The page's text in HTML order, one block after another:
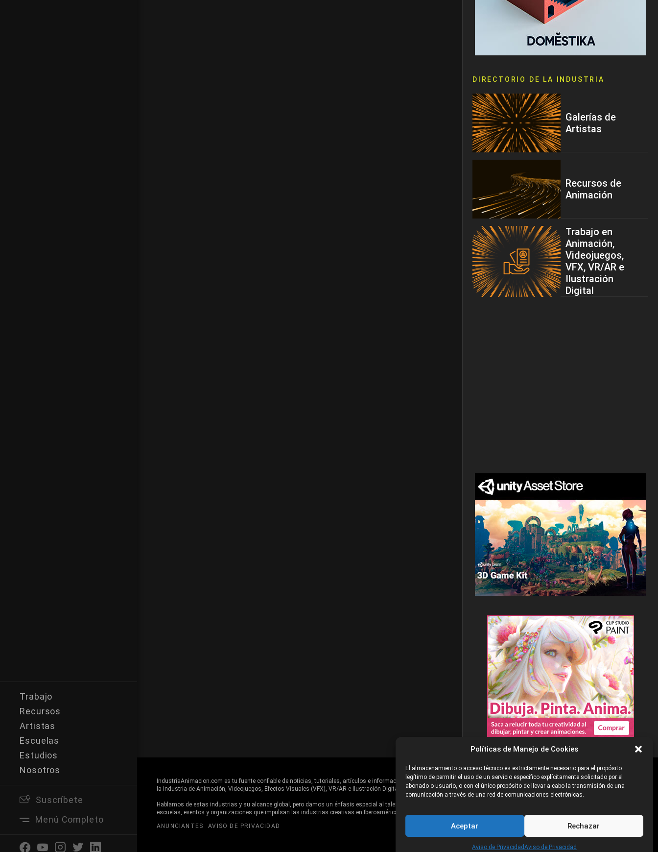
Políticas de Manejo de Cookies
El almacenamiento o acceso técnico es estrictamente necesario para el propósito
legítimo de permitir el uso de un servicio específico explícitamente solicitado por el
abonado o usuario, o con el único propósito de llevar a cabo la transmisión de una
comunicación a través de una red de comunicaciones electrónicas.
Aceptar Rechazar
Aviso de PrivacidadAviso de Privacidad
Trabajo
Recursos
Artistas
Escuelas
Estudios
Nosotros
Suscríbete
Menú Completo
Buscar
DIRECTORIO DE LA INDUSTRIA
Galerías de
Artistas
Recursos de
Animación
Trabajo en
Animación,
Videojuegos,
VFX, VR/AR e
Ilustración
Digital
IndustriaAnimacion.com es tu fuente confiable de noticias, tutoriales, artículos e información en general de
la Industria de Animación, Videojuegos, Efectos Visuales (VFX), VR/AR e Ilustración Digital.
Hablamos de estas industrias y su alcance global, pero damos un énfasis especial al talento, estudios,
escuelas, eventos y organizaciones que impulsan las industrias creativas en Iberoamérica.
ANUNCIANTES
AVISO DE PRIVACIDAD
©2026 Industria Networks